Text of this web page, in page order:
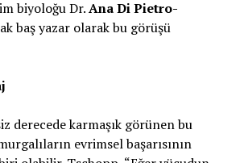
biyoloğu Dr.Ana Di Pietro-
baş yazar olarak bu görüşü
derecede karmaşık görünen bu
evrimsel başarısının